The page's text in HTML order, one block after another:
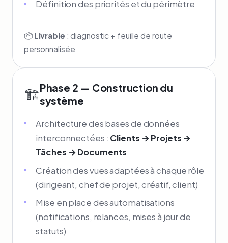
Définition des priorités et du périmètre
📦 Livrable : diagnostic + feuille de route
personnalisée
🏗️Phase 2 — Construction du
système
Architecture des bases de données
interconnectées : Clients → Projets →
Tâches → Documents
Création des vues adaptées à chaque rôle
(dirigeant, chef de projet, créatif, client)
Mise en place des automatisations
(notifications, relances, mises à jour de
statuts)